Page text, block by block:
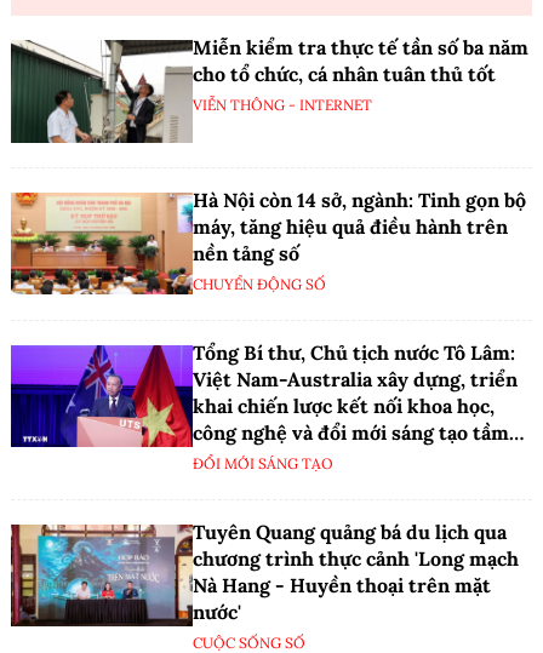
Miễn kiểm tra thực tế tần số ba năm
cho tổ chức, cá nhân tuân thủ tốt
VIỄN THÔNG - INTERNET
Hà Nội còn 14 sở, ngành: Tinh gọn bộ
máy, tăng hiệu quả điều hành trên
nền tảng số
CHUYỂN ĐỘNG SỐ
Tổng Bí thư, Chủ tịch nước Tô Lâm:
Việt Nam-Australia xây dựng, triển
khai chiến lược kết nối khoa học,
công nghệ và đổi mới sáng tạo tầm
nhìn dài hạn
ĐỔI MỚI SÁNG TẠO
Tuyên Quang quảng bá du lịch qua
chương trình thực cảnh 'Long mạch
Nà Hang - Huyền thoại trên mặt
nước'
CUỘC SỐNG SỐ